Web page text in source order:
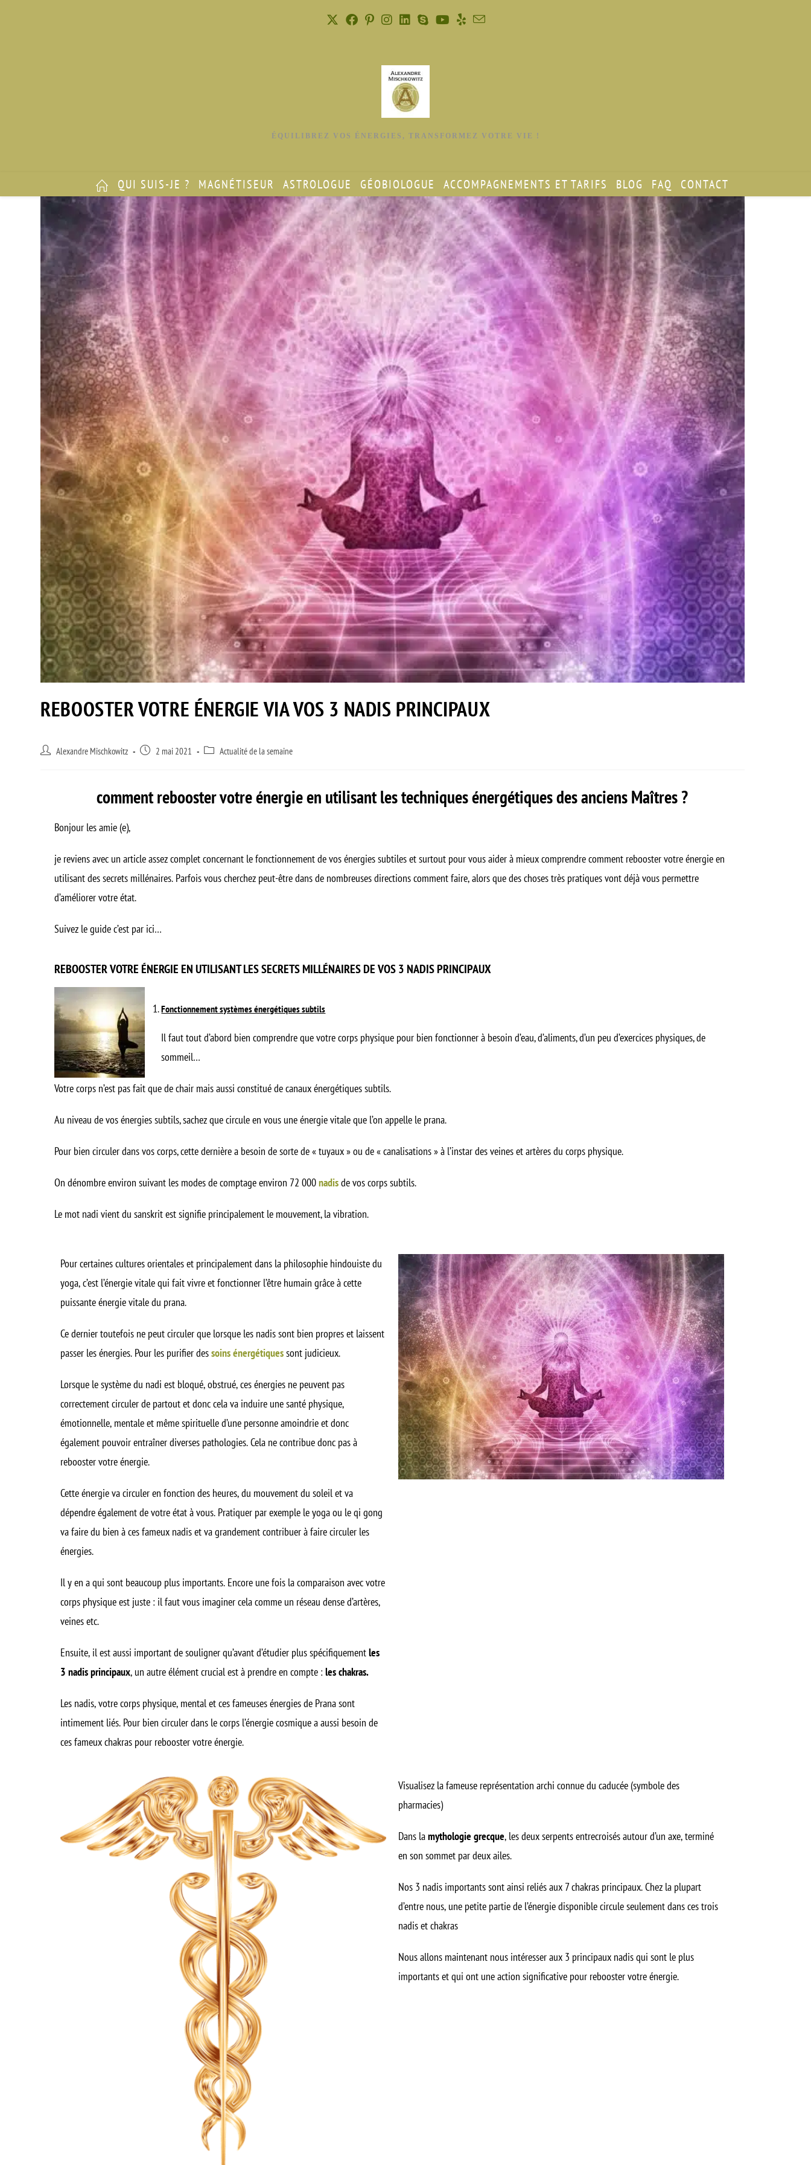
ÉQUILIBREZ VOS ÉNERGIES, TRANSFORMEZ VOTRE VIE !
QUI SUIS-JE ? MAGNÉTISEUR ASTROLOGUE GÉOBIOLOGUE ACCOMPAGNEMENTS ET TARIFS BLOG FAQ CONTACT
REBOOSTER VOTRE ÉNERGIE VIA VOS 3 NADIS PRINCIPAUX
Alexandre Mischkowitz 2 mai 2021 Actualité de la semaine
comment rebooster votre énergie en utilisant les techniques énergétiques des anciens Maîtres ?
Bonjour les amie (e),
je reviens avec un article assez complet concernant le fonctionnement de vos énergies subtiles et surtout pour vous aider à mieux comprendre comment rebooster votre énergieen
utilisant des secrets millénaires. Parfois vous cherchez peut-être dans de nombreuses directions comment faire, alors que des choses très pratiques vont déjà vous permettre
d’améliorer votre état.
Suivez le guide c’est par ici…
REBOOSTER VOTRE ÉNERGIE EN UTILISANT LES SECRETS MILLÉNAIRES DE VOS 3 NADIS PRINCIPAUX
Fonctionnement systèmes énergétiques subtils
Il faut tout d’abord bien comprendre que votre corps physique pour bien fonctionner à besoin d’eau, d’aliments, d’un peu d’exercices physiques, de
sommeil…
Votre corps n’est pas fait que de chair mais aussi constitué de canaux énergétiques subtils.
Au niveau de vos énergies subtils, sachez que circule en vous une énergie vitale que l’on appelle le prana.
Pour bien circuler dans vos corps, cette dernière a besoin de sorte de « tuyaux » ou de « canalisations » à l’instar des veines et artères du corps physique.
On dénombre environ suivant les modes de comptage environ 72 000nadisde vos corps subtils.
Le mot nadi vient du sanskrit est signifie principalement le mouvement, la vibration.
Pour certaines cultures orientales et principalement dans la philosophie hindouiste du
yoga, c’est l’énergie vitale qui fait vivre et fonctionner l’être humain grâce à cette
puissante énergie vitale du prana.
Ce dernier toutefois ne peut circuler que lorsque les nadis sont bien propres et laissent
passer les énergies. Pour les purifier dessoins énergétiquessont judicieux.
Lorsque le système du nadi est bloqué, obstrué, ces énergies ne peuvent pas
correctement circuler de partout et donc cela va induire une santé physique,
émotionnelle, mentale et même spirituelle d’une personne amoindrie et donc
également pouvoir entraîner diverses pathologies. Cela ne contribue donc pas à
rebooster votre énergie.
Cette énergie va circuler en fonction des heures, du mouvement du soleil et va
dépendre également de votre état à vous. Pratiquer par exemple le yoga ou le qi gong
va faire du bien à ces fameux nadis et va grandement contribuer à faire circuler les
énergies.
Il y en a qui sont beaucoup plus importants. Encore une fois la comparaison avec votre
corps physique est juste : il faut vous imaginer cela comme un réseau dense d’artères,
veines etc.
Ensuite, il est aussi important de souligner qu’avant d’étudier plus spécifiquementles
3 nadis principaux, un autre élément crucial est à prendre en compte :les chakras.
Les nadis, votre corps physique, mental et ces fameuses énergies de Prana sont
intimement liés. Pour bien circuler dans le corps l’énergie cosmique a aussi besoin de
ces fameux chakras pour rebooster votre énergie.
Visualisez la fameuse représentation archi connue du caducée (symbole des
pharmacies)
Dans lamythologie grecque, les deux serpents entrecroisés autour d’un axe, terminé
en son sommet par deux ailes.
Nos 3 nadis importants sont ainsi reliés aux 7 chakras principaux. Chez la plupart
d’entre nous, une petite partie de l’énergie disponible circule seulement dans ces trois
nadis et chakras
Nous allons maintenant nous intéresser aux 3 principaux nadis qui sont le plus
importants et qui ont une action significative pour rebooster votre énergie.